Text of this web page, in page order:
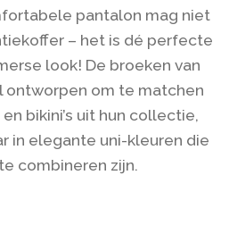
pantalon mag niet
– het is dé perfecte
look! De broeken van
ontworpen om te matchen
bikini’s uit hun collectie,
in elegante uni-kleuren die
combineren zijn.